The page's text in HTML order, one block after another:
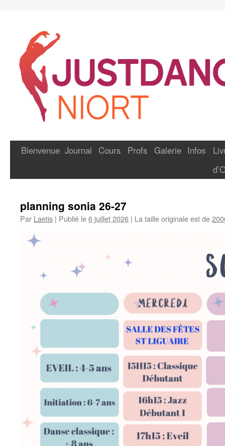
Bienvenue Journal Cours Profs Galerie Infos
planning sonia 26-27
Par Laetis | Publié le6 juillet 2026 | La taille originale est de